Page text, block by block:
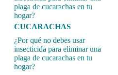
CUCARACHAS
¿Por qué no debes usar
insecticida para eliminar una
plaga de cucarachas en tu
hogar?